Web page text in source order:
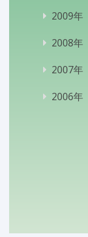
2009年
2008年
2007年
2006年